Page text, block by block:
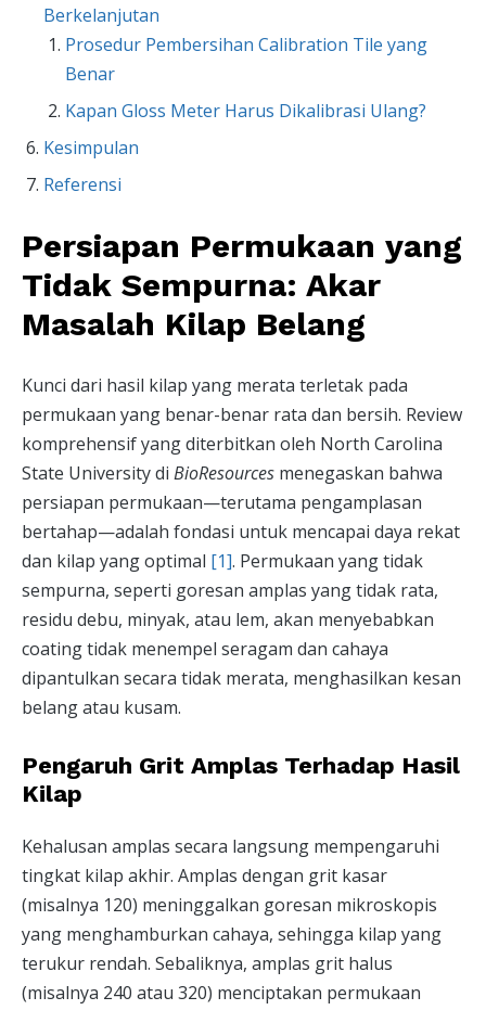
Berkelanjutan
Prosedur Pembersihan Calibration Tile yang
Benar
Kapan Gloss Meter Harus Dikalibrasi Ulang?
Kesimpulan
Referensi
Persiapan Permukaan yang
Tidak Sempurna: Akar
Masalah Kilap Belang
Kunci dari hasil kilap yang merata terletak pada
permukaan yang benar-benar rata dan bersih. Review
komprehensif yang diterbitkan oleh North Carolina
State University di BioResources menegaskan bahwa
persiapan permukaan—terutama pengamplasan
bertahap—adalah fondasi untuk mencapai daya rekat
dan kilap yang optimal [1]. Permukaan yang tidak
sempurna, seperti goresan amplas yang tidak rata,
residu debu, minyak, atau lem, akan menyebabkan
coating tidak menempel seragam dan cahaya
dipantulkan secara tidak merata, menghasilkan kesan
belang atau kusam.
Pengaruh Grit Amplas Terhadap Hasil
Kilap
Kehalusan amplas secara langsung mempengaruhi
tingkat kilap akhir. Amplas dengan grit kasar
(misalnya 120) meninggalkan goresan mikroskopis
yang menghamburkan cahaya, sehingga kilap yang
terukur rendah. Sebaliknya, amplas grit halus
(misalnya 240 atau 320) menciptakan permukaan